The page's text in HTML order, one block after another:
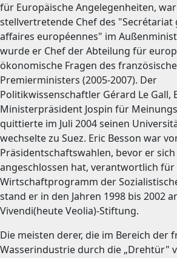
für Europäische Angelegenheiten,
stellvertretende Chef des "Secrétariat
affaires européennes" im
wurde er Chef der Abteilung für
ökonomische Fragen des
Premierministers (2005-2007). Der
Politikwissenschaftler Gérard Le Gall,
Ministerpräsident Jospin für
quittierte im Juli 2004 seinen
wechselte zu Suez. Eric Besson war
Präsidentschaftswahlen, bevor er sich
angeschlossen hat, verantwortlich für
Wirtschaftprogramm der
stand er in den Jahren 1998 bis 2002
Vivendi(heute Veolia)-Stiftung.
Die meisten derer, die im Bereich der
Wasserindustrie durch die „Drehtür"